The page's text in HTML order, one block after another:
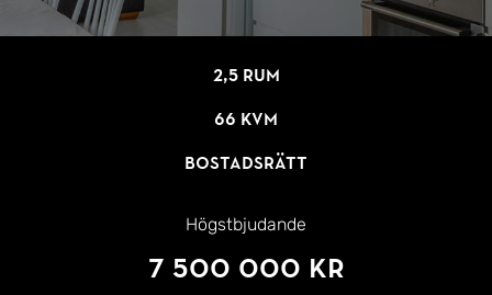
2,5 rum
66 kvm
Bostadsrätt
Högstbjudande
7 500 000 kr